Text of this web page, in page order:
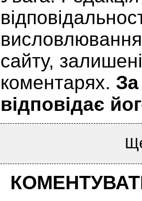
висловлювання
сайту,
коментарях.
відповідає